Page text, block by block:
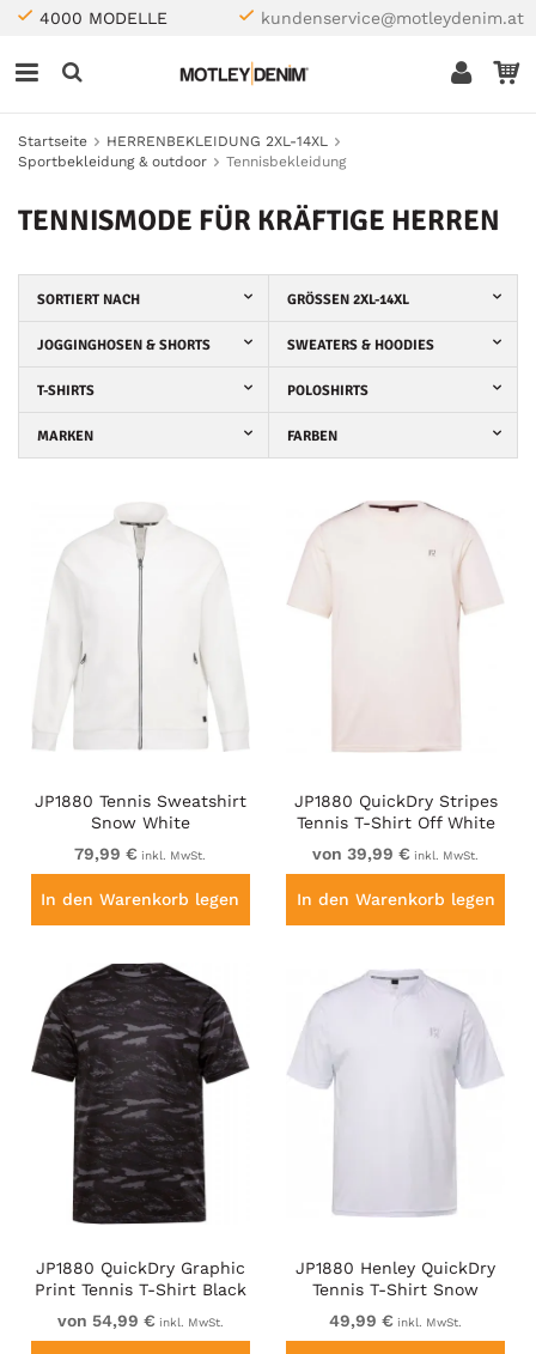
4000 MODELLE kundenservice@motleydenim.at
Startseite
HERRENBEKLEIDUNG 2XL-14XL
Sportbekleidung & outdoor
Tennisbekleidung
TENNISMODE FÜR KRÄFTIGE HERREN
SORTIERT NACH GRÖSSEN 2XL-14XL
JOGGINGHOSEN & SHORTS SWEATERS & HOODIES
T-SHIRTS POLOSHIRTS
MARKEN FARBEN
JP1880 Tennis Sweatshirt
Snow White
79,99 € inkl. MwSt.
In den Warenkorb legen
JP1880 QuickDry Stripes
Tennis T-Shirt Off White
von 39,99 € inkl. MwSt.
In den Warenkorb legen
JP1880 QuickDry Graphic
Print Tennis T-Shirt Black
von 54,99 € inkl. MwSt.
JP1880 Henley QuickDry
Tennis T-Shirt Snow
White
49,99 € inkl. MwSt.